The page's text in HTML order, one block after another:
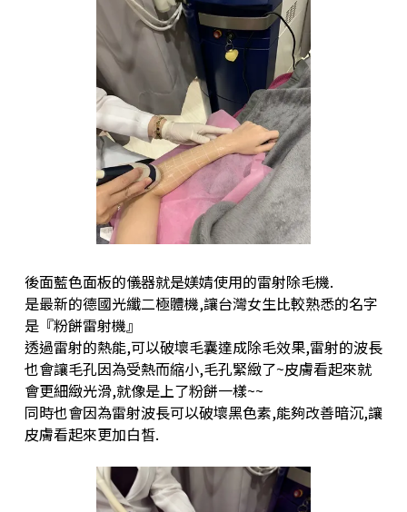
後面藍色面板的儀器就是媄婧使用的雷射除毛機.
是最新的德國光纖二極體機,讓台灣女生比較熟悉的名字
是『粉餅雷射機』
透過雷射的熱能,可以破壞毛囊達成除毛效果,雷射的波長
也會讓毛孔因為受熱而縮小,毛孔緊緻了~皮膚看起來就
會更細緻光滑,就像是上了粉餅一樣~~
同時也會因為雷射波長可以破壞黑色素,能夠改善暗沉,讓
皮膚看起來更加白皙.